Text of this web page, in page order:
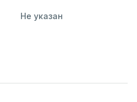
Не указан